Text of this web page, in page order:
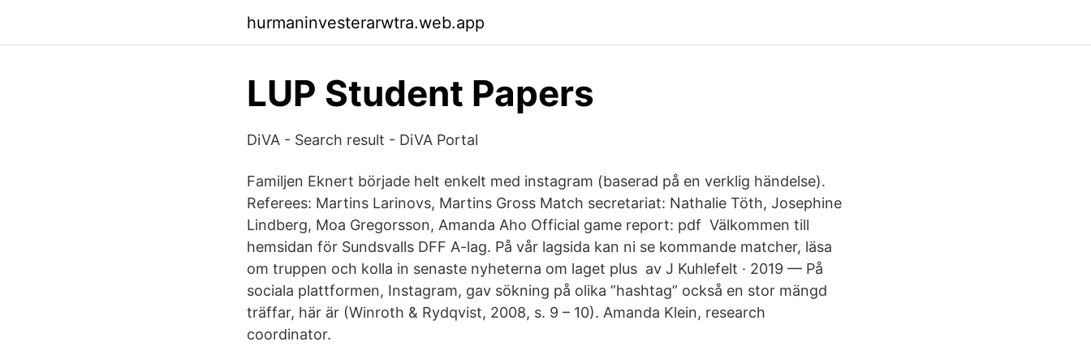
hurmaninvesterarwtra.web.app
LUP Student Papers
DiVA - Search result - DiVA Portal
Familjen Eknert började helt enkelt med instagram (baserad på en verklig händelse).
Referees: Martins Larinovs, Martins Gross Match secretariat: Nathalie Töth, Josephine
Lindberg, Moa Gregorsson, Amanda Aho Official game report: pdf Välkommen till
hemsidan för Sundsvalls DFF A-lag. På vår lagsida kan ni se kommande matcher, läsa
om truppen och kolla in senaste nyheterna om laget plus av J Kuhlefelt · 2019 — På
sociala plattformen, Instagram, gav sökning på olika ”hashtag” också en stor mängd
träffar, här är (Winroth & Rydqvist, 2008, s. 9 – 10). Amanda Klein, research
coordinator.